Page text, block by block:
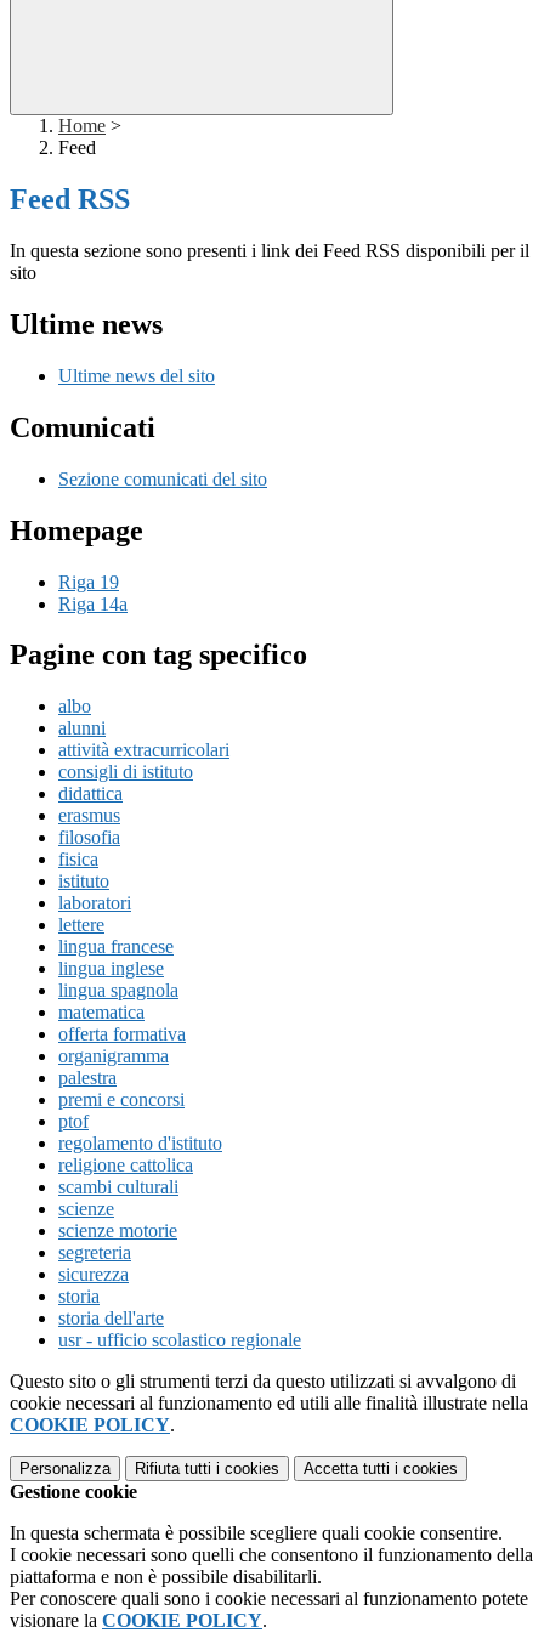
Home >
Feed
Feed RSS
In questa sezione sono presenti i link dei Feed RSS disponibili per il
sito
Ultime news
Ultime news del sito
Comunicati
Sezione comunicati del sito
Homepage
Riga 19
Riga 14a
Pagine con tag specifico
albo
alunni
attività extracurricolari
consigli di istituto
didattica
erasmus
filosofia
fisica
istituto
laboratori
lettere
lingua francese
lingua inglese
lingua spagnola
matematica
offerta formativa
organigramma
palestra
premi e concorsi
ptof
regolamento d'istituto
religione cattolica
scambi culturali
scienze
scienze motorie
segreteria
sicurezza
storia
storia dell'arte
usr - ufficio scolastico regionale
Questo sito o gli strumenti terzi da questo utilizzati si avvalgono di
cookie necessari al funzionamento ed utili alle finalità illustrate nella
COOKIE POLICY.
Personalizza Rifiuta tutti i cookies Accetta tutti i cookies
Gestione cookie
In questa schermata è possibile scegliere quali cookie consentire.
I cookie necessari sono quelli che consentono il funzionamento della
piattaforma e non è possibile disabilitarli.
Per conoscere quali sono i cookie necessari al funzionamento potete
visionare la COOKIE POLICY.